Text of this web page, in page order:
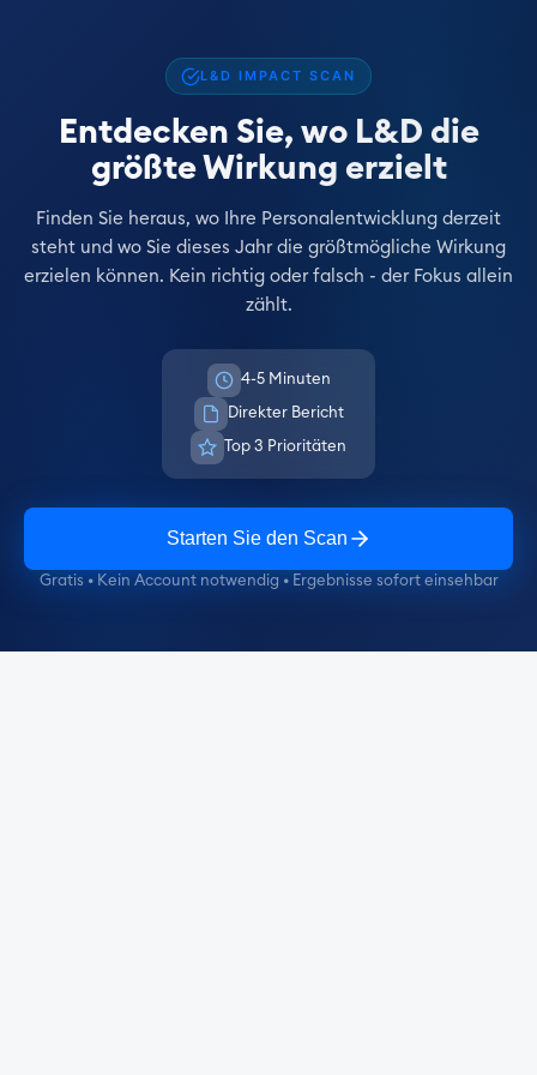
L&D IMPACT SCAN
Entdecken Sie, wo L&D die
größte Wirkung erzielt
Finden Sie heraus, wo Ihre Personalentwicklung derzeit
steht und wo Sie dieses Jahr die größtmögliche Wirkung
erzielen können. Kein richtig oder falsch - der Fokus allein
zählt.
4-5 Minuten
Direkter Bericht
Top 3 Prioritäten
Starten Sie den Scan
Gratis • Kein Account notwendig • Ergebnisse sofort einsehbar